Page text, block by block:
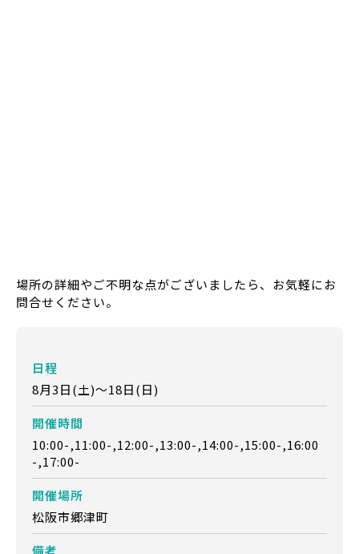
場所の詳細やご不明な点がございましたら、お気軽にお
問合せください。
日程
8月3日(土)～18日(日)
開催時間
10:00-,11:00-,12:00-,13:00-,14:00-,15:00-,16:00
-,17:00-
開催場所
松阪市郷津町